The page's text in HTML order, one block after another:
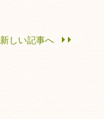
新しい記事へ